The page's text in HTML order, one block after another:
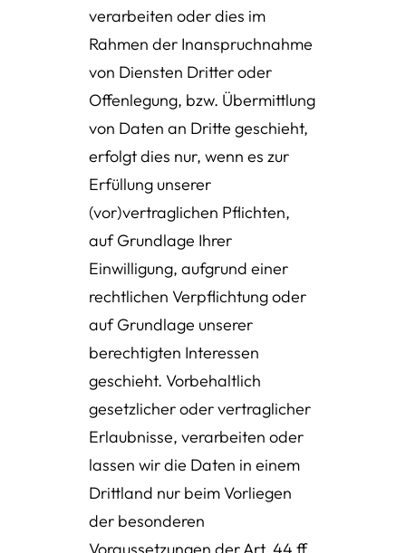
verarbeiten oder dies im
Rahmen der Inanspruchnahme
von Diensten Dritter oder
Offenlegung, bzw. Übermittlung
von Daten an Dritte geschieht,
erfolgt dies nur, wenn es zur
Erfüllung unserer
(vor)vertraglichen Pflichten,
auf Grundlage Ihrer
Einwilligung, aufgrund einer
rechtlichen Verpflichtung oder
auf Grundlage unserer
berechtigten Interessen
geschieht. Vorbehaltlich
gesetzlicher oder vertraglicher
Erlaubnisse, verarbeiten oder
lassen wir die Daten in einem
Drittland nur beim Vorliegen
der besonderen